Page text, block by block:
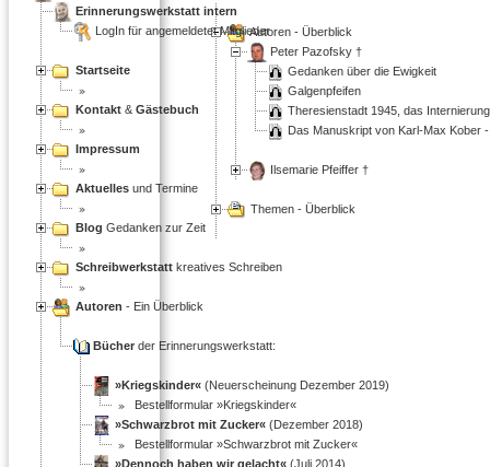
Autoren - Überblick
Peter Pazofsky †
Gedanken über die Ewigkeit
Galgenpfeifen
Theresienstadt 1945, das
Das Manuskript von Karl-Max Kober
Ilsemarie Pfeiffer †
Themen - Überblick
Erinnerungswerkstatt intern
LogIn für angemeldetet Mitglieder
Startseite
Kontakt & Gästebuch
Impressum
Aktuelles und Termine
Blog Gedanken zur Zeit
Schreibwerkstatt kreatives Schreiben
Autoren - Ein Überblick
Bücher der Erinnerungswerkstatt:
»Kriegskinder« (Neuerscheinung Dezember 2019)
Bestellformular »Kriegskinder«
»Schwarzbrot mit Zucker« (Dezember 2018)
Bestellformular »Schwarzbrot mit Zucker«
»Dennoch haben wir gelacht« (Juli 2014)